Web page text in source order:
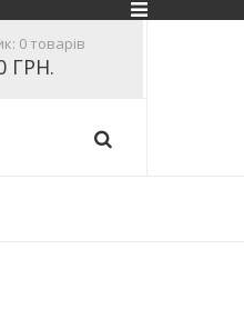
0 товарів
ГРН.